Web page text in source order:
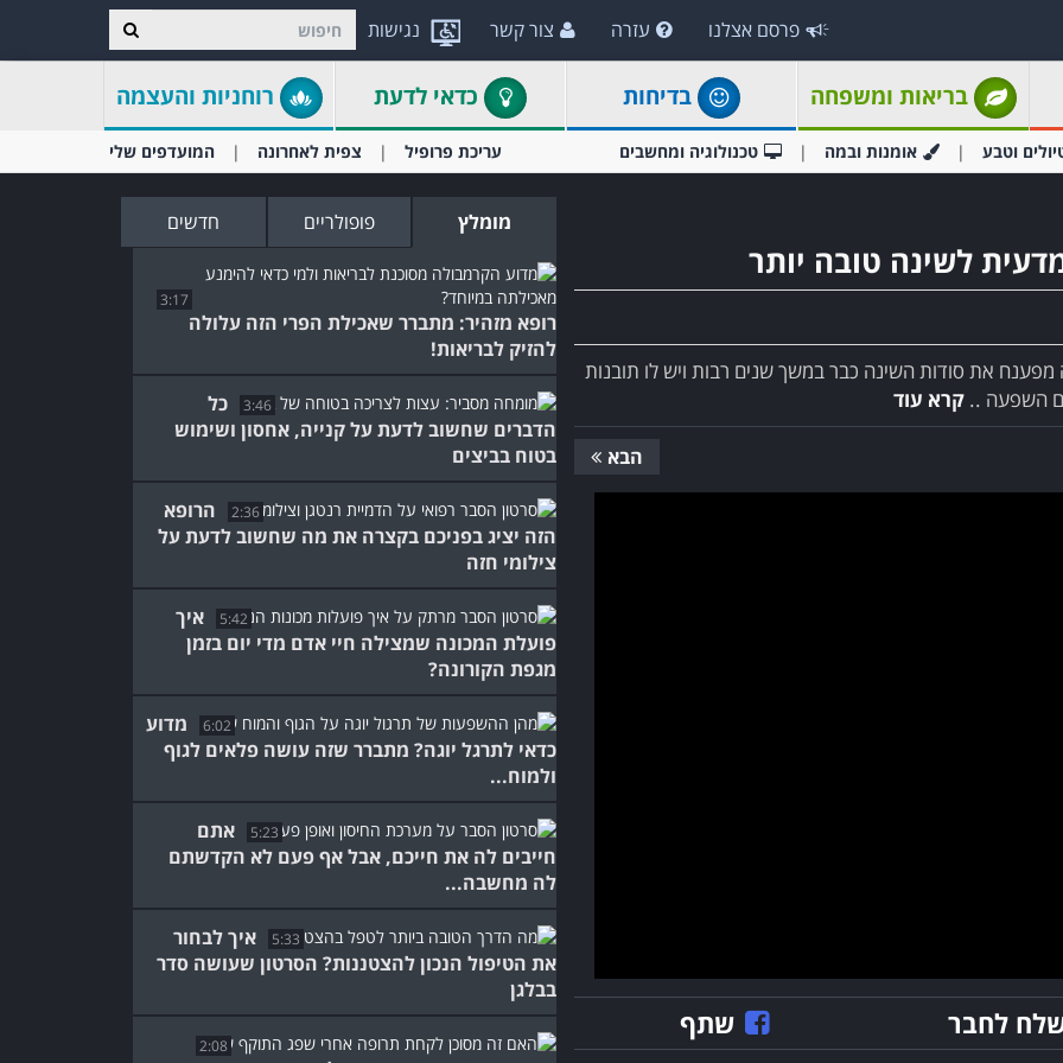
נגישות פרסם אצלנו עזרה צור קשר
בריאות ומשפחה בדיחות כדאי לדעת רוחניות והעצמה
וטבע אומנות ובמה טכנולוגיה ומחשבים עריכת פרופיל צפית לאחרונה המועדפים שלי
את סודות השינה כבר במשך שנים רבות ויש לו תובנות
קרא עוד
הבא
לחבר שתף
מומלץ פופולריים חדשים
3:17
רופא מזהיר: מתברר שאכילת הפרי הזה עלולה
להזיק לבריאות!
3:46
כל
הדברים שחשוב לדעת על קנייה, אחסון ושימוש
בטוח בביצים
2:36
הרופא
הזה יציג בפניכם בקצרה את מה שחשוב לדעת על
צילומי חזה
5:42
איך
פועלת המכונה שמצילה חיי אדם מדי יום בזמן
מגפת הקורונה?
6:02
מדוע
כדאי לתרגל יוגה? מתברר שזה עושה פלאים לגוף
ולמוח...
5:23
אתם
חייבים לה את חייכם, אבל אף פעם לא הקדשתם
לה מחשבה...
5:33
איך לבחור
את הטיפול הנכון להצטננות? הסרטון שעושה סדר
בבלגן
2:08